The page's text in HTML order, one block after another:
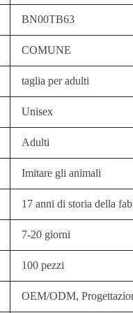
BN00TB63
COMUNE
taglia per adulti
Unisex
Adulti
Imitare gli animali
17 anni di storia della
7-20 giorni
100 pezzi
OEM/ODM,